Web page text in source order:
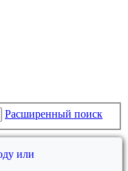
Расширенный поиск